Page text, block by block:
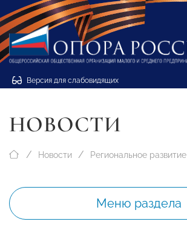
Версия для слабовидящих
НОВОСТИ
Новости Региональное развитие
Меню раздела